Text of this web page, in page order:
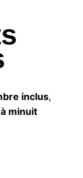
inclus,
minuit